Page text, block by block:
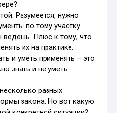
Разумеется, нужно
по тому участку
ведёшь. Плюс к тому, что
их на практике.
и уметь применять – это
знать и не уметь
разных
закона. Но вот какую